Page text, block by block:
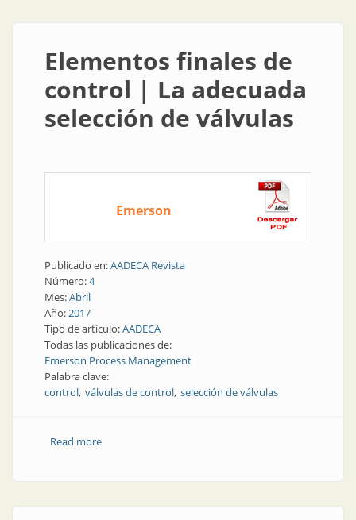
Elementos finales de
control | La adecuada
selección de válvulas
Emerson
Publicado en:AADECA Revista
Número:4
Mes:Abril
Año:2017
Tipo de artículo:AADECA
Todas las publicaciones de:
Emerson Process Management
Palabra clave:
control válvulas de control selección de válvulas
Read moreabout Elementos finales de control | La adecuada